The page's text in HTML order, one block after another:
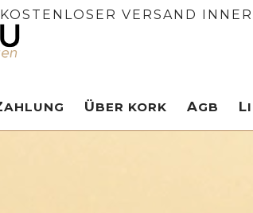
KOSTENLOSER VERSAND
ZAHLUNG ÜBER KORK AGB